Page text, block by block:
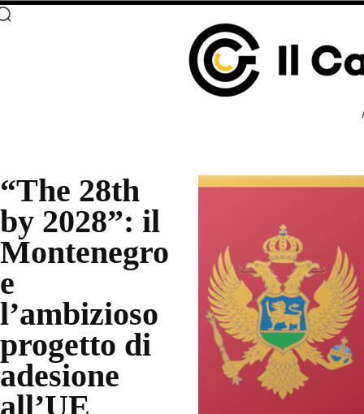
“The 28th
by 2028”: il
Montenegro
e
l’ambizioso
progetto di
adesione
all’UE